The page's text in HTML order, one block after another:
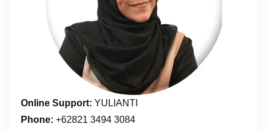
Online Support: YULIANTI
Phone: +62821 3494 3084